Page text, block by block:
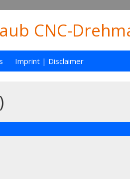
CNC-
Imprint | Disclaimer